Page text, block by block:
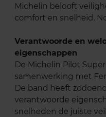
Michelin belooft
comfort en snelheid.
Verantwoorde en
eigenschappen
De Michelin Pilot
samenwerking met
De band heeft
verantwoorde
snelheden de juiste